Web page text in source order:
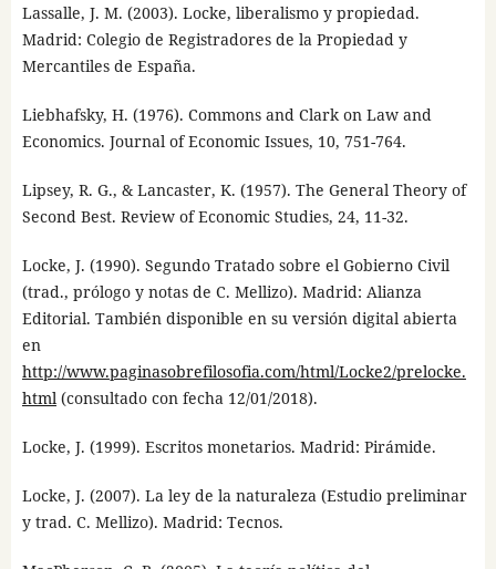
Lassalle, J. M. (2003). Locke, liberalismo y propiedad.
Madrid: Colegio de Registradores de la Propiedad y
Mercantiles de España.
Liebhafsky, H. (1976). Commons and Clark on Law and
Economics. Journal of Economic Issues, 10, 751-764.
Lipsey, R. G., & Lancaster, K. (1957). The General Theory of
Second Best. Review of Economic Studies, 24, 11-32.
Locke, J. (1990). Segundo Tratado sobre el Gobierno Civil
(trad., prólogo y notas de C. Mellizo). Madrid: Alianza
Editorial. También disponible en su versión digital abierta
en
http://www.paginasobrefilosofia.com/html/Locke2/prelocke.
html(consultado con fecha 12/01/2018).
Locke, J. (1999). Escritos monetarios. Madrid: Pirámide.
Locke, J. (2007). La ley de la naturaleza (Estudio preliminar
y trad. C. Mellizo). Madrid: Tecnos.